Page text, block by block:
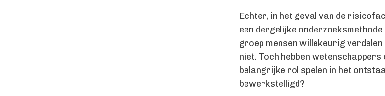
Echter, in het geval van de
een dergelijke
groep mensen willekeurig
niet. Toch hebben
belangrijke rol spelen in het
bewerkstelligd?